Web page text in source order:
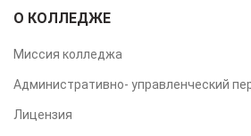
О КОЛЛЕДЖЕ
Миссия колледжа
Административно- управленческий
Лицензия